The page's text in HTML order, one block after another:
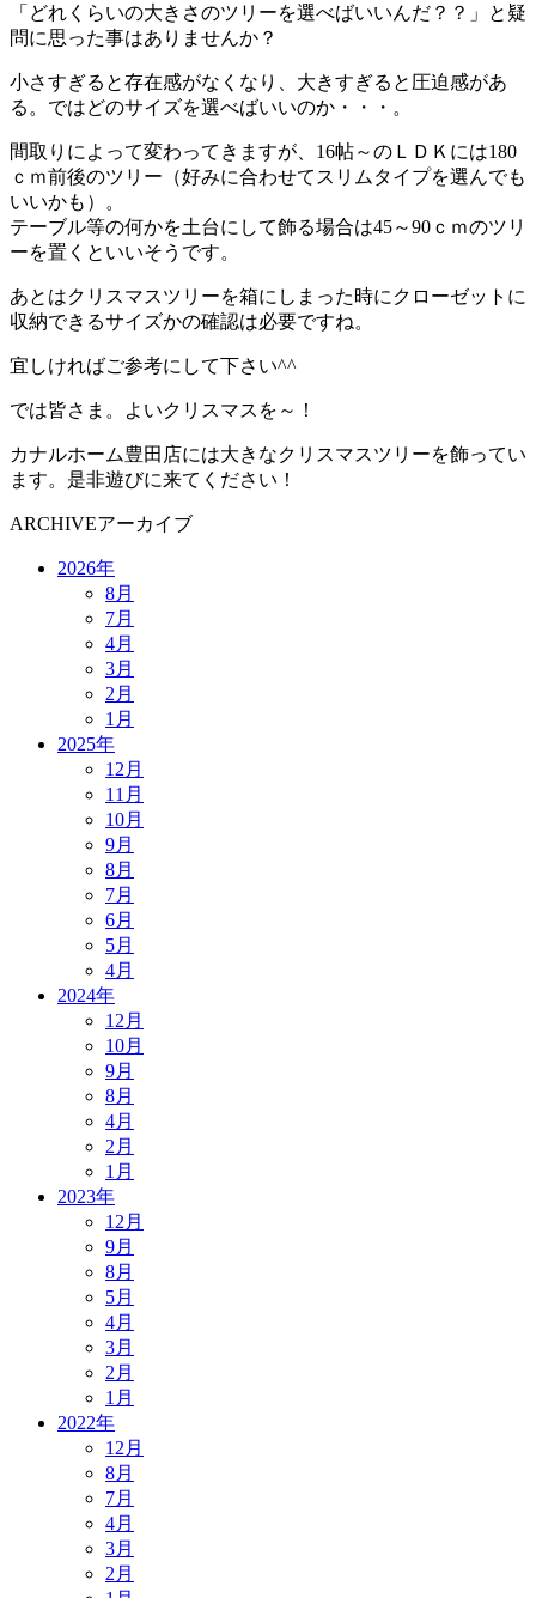
「どれくらいの大きさのツリーを選べばいいんだ？？」と疑
問に思った事はありませんか？
小さすぎると存在感がなくなり、大きすぎると圧迫感があ
る。ではどのサイズを選べばいいのか・・・。
間取りによって変わってきますが、16帖～のＬＤＫには180
ｃｍ前後のツリー（好みに合わせてスリムタイプを選んでも
いいかも）。
テーブル等の何かを土台にして飾る場合は45～90ｃｍのツリ
ーを置くといいそうです。
あとはクリスマスツリーを箱にしまった時にクローゼットに
収納できるサイズかの確認は必要ですね。
宜しければご参考にして下さい^^
では皆さま。よいクリスマスを～！
カナルホーム豊田店には大きなクリスマスツリーを飾ってい
ます。是非遊びに来てください！
ARCHIVEアーカイブ
2026年
8月
7月
4月
3月
2月
1月
2025年
12月
11月
10月
9月
8月
7月
6月
5月
4月
2024年
12月
10月
9月
8月
4月
2月
1月
2023年
12月
9月
8月
5月
4月
3月
2月
1月
2022年
12月
8月
7月
4月
3月
2月